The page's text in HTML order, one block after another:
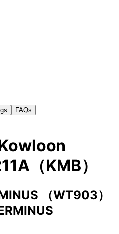
FAQs
（KMB）
（WT903）